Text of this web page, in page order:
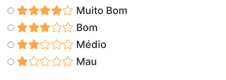
Muito Bom
Bom
Médio
Mau